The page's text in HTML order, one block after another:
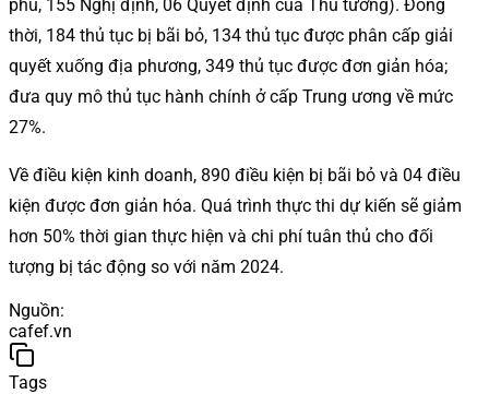
phủ, 155 Nghị định, 06 Quyết định của Thủ tướng). Đồng
thời, 184 thủ tục bị bãi bỏ, 134 thủ tục được phân cấp giải
quyết xuống địa phương, 349 thủ tục được đơn giản hóa;
đưa quy mô thủ tục hành chính ở cấp Trung ương về mức
27%.
Về điều kiện kinh doanh, 890 điều kiện bị bãi bỏ và 04 điều
kiện được đơn giản hóa. Quá trình thực thi dự kiến sẽ giảm
hơn 50% thời gian thực hiện và chi phí tuân thủ cho đối
tượng bị tác động so với năm 2024.
Nguồn:
cafef.vn
Tags